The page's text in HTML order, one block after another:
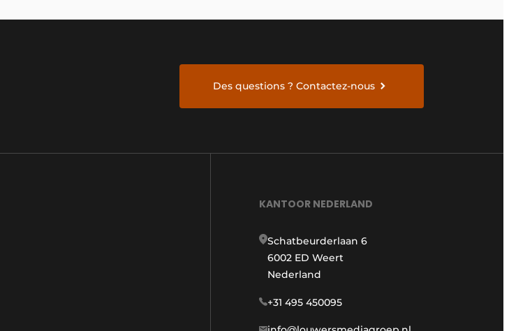
Des questions ? Contactez-nous
KANTOOR NEDERLAND
Schatbeurderlaan 6
6002 ED Weert
Nederland
+31 495 450095